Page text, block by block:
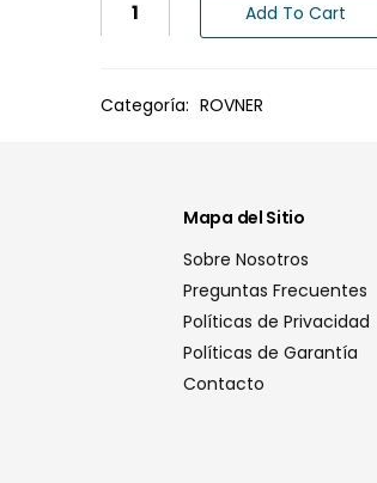
Add To Cart
Categoría: ROVNER
Mapa del Sitio
Sobre Nosotros
Preguntas Frecuentes
Políticas de Privacidad
Políticas de Garantía
Contacto